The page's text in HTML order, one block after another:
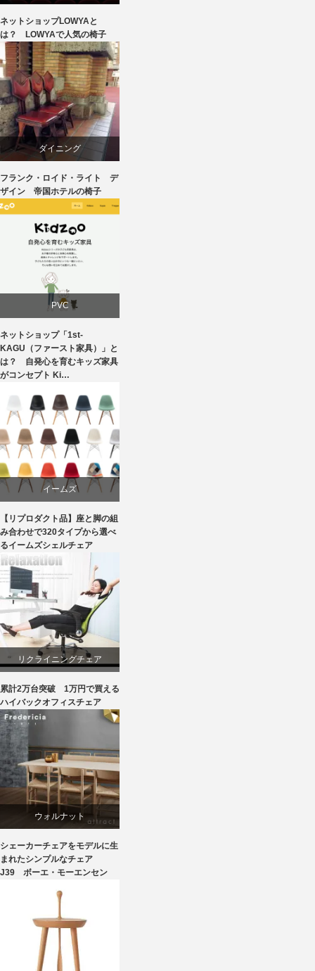
ライフスタイル
ワークチェア
回転椅子
椅子
ネットショップLOWYAと
は？ LOWYAで人気の椅子
ダイニング
デザイナーズ
建築
椅子
フランク・ロイド・ライト デ
ザイン 帝国ホテルの椅子
PVC
学習椅子
椅子
ネットショップ「1st-
KAGU（ファースト家具）」と
は？ 自発心を育むキッズ家具
がコンセプト Ki…
イームズ
ダイニング
ライフスタイル
ワークチェア
椅子
【リプロダクト品】座と脚の組
み合わせで320タイプから選べ
るイームズシェルチェア
リクライニングチェア
ワークチェア
累計2万台突破 1万円で買える
ハイバックオフィスチェア
ウォルナット
オーク
ダイニング
ボーエ・モーエンセン
シェーカーチェアをモデルに生
まれたシンプルなチェア
J39 ボーエ・モーエンセン